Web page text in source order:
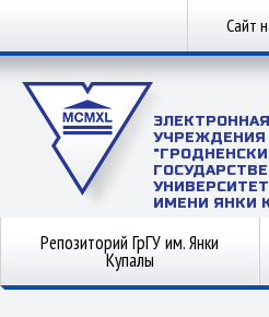
Сайт
УЧРЕЖДЕНИЯ
УНИВЕРСИТЕТ
ИМЕНИ ЯНКИ
Репозиторий ГрГУ им. Янки
Купалы